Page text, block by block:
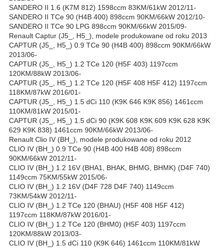
SANDERO II 1.6 (K7M 812) 1598ccm 83KM/61kW 2012/11-
SANDERO II TCe 90 (H4B 400) 898ccm 90KM/66kW 2012/10-
SANDERO II TCe 90 LPG 898ccm 90KM/66kW 2015/09-
Renault Captur (J5_, H5_), modele produkowane od roku 2013
CAPTUR (J5_, H5_) 0.9 TCe 90 (H4B 400) 898ccm 90KM/66kW
2013/06-
CAPTUR (J5_, H5_) 1.2 TCe 120 (H5F 403) 1197ccm
120KM/88kW 2013/06-
CAPTUR (J5_, H5_) 1.2 TCe 120 (H5F 408 H5F 412) 1197ccm
118KM/87kW 2016/01-
CAPTUR (J5_, H5_) 1.5 dCi 110 (K9K 646 K9K 856) 1461ccm
110KM/81kW 2015/01-
CAPTUR (J5_, H5_) 1.5 dCi 90 (K9K 608 K9K 609 K9K 628 K9K
629 K9K 838) 1461ccm 90KM/66kW 2013/06-
Renault Clio IV (BH_), modele produkowane od roku 2012
CLIO IV (BH_) 0.9 TCe 90 (H4B 400 H4B 408) 898ccm
90KM/66kW 2012/11-
CLIO IV (BH_) 1.2 16V (BHA1, BHAK, BHMG, BHMK) (D4F 740)
1149ccm 75KM/55kW 2015/06-
CLIO IV (BH_) 1.2 16V (D4F 728 D4F 740) 1149ccm
73KM/54kW 2012/11-
CLIO IV (BH_) 1.2 TCe 120 (BHAU) (H5F 408 H5F 412)
1197ccm 118KM/87kW 2016/01-
CLIO IV (BH_) 1.2 TCe 120 (BHM0) (H5F 403) 1197ccm
120KM/88kW 2013/03-
CLIO IV (BH_) 1.5 dCi 110 (K9K 646) 1461ccm 110KM/81kW